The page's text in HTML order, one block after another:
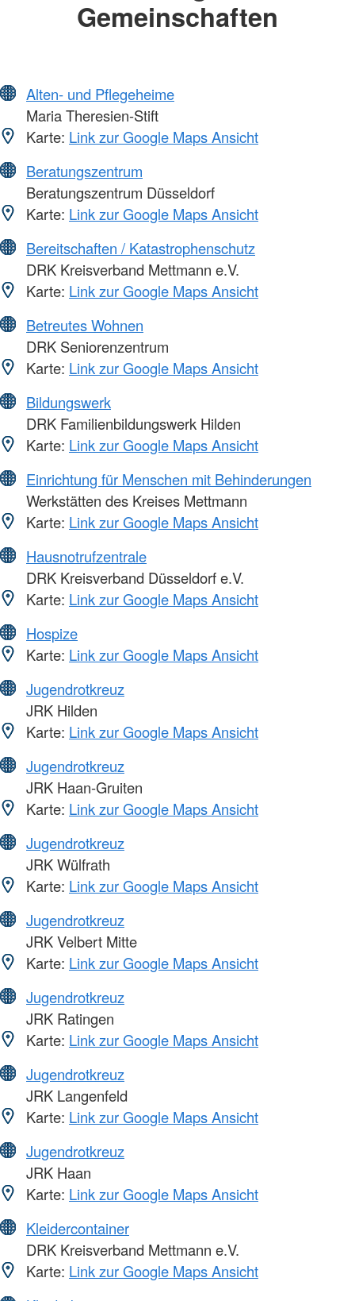
Gemeinschaften
Alten- und Pflegeheime
Maria Theresien-Stift
Karte: Link zur Google Maps Ansicht
Beratungszentrum
Beratungszentrum Düsseldorf
Karte: Link zur Google Maps Ansicht
Bereitschaften / Katastrophenschutz
DRK Kreisverband Mettmann e.V.
Karte: Link zur Google Maps Ansicht
Betreutes Wohnen
DRK Seniorenzentrum
Karte: Link zur Google Maps Ansicht
Bildungswerk
DRK Familienbildungswerk Hilden
Karte: Link zur Google Maps Ansicht
Einrichtung für Menschen mit Behinderungen
Werkstätten des Kreises Mettmann
Karte: Link zur Google Maps Ansicht
Hausnotrufzentrale
DRK Kreisverband Düsseldorf e.V.
Karte: Link zur Google Maps Ansicht
Hospize
Karte: Link zur Google Maps Ansicht
Jugendrotkreuz
JRK Hilden
Karte: Link zur Google Maps Ansicht
Jugendrotkreuz
JRK Haan-Gruiten
Karte: Link zur Google Maps Ansicht
Jugendrotkreuz
JRK Wülfrath
Karte: Link zur Google Maps Ansicht
Jugendrotkreuz
JRK Velbert Mitte
Karte: Link zur Google Maps Ansicht
Jugendrotkreuz
JRK Ratingen
Karte: Link zur Google Maps Ansicht
Jugendrotkreuz
JRK Langenfeld
Karte: Link zur Google Maps Ansicht
Jugendrotkreuz
JRK Haan
Karte: Link zur Google Maps Ansicht
Kleidercontainer
DRK Kreisverband Mettmann e.V.
Karte: Link zur Google Maps Ansicht